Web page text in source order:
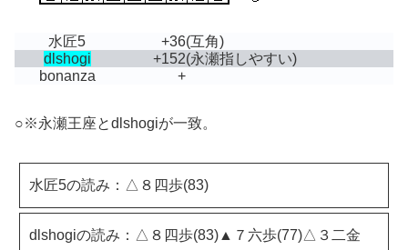
水匠5 +36(互角)
dlshogi
+152(永瀬指しやすい)
bonanza
+
○※永瀬王座とdlshogiが一致。
水匠5の読み：△８四歩(83)
dlshogiの読み：△８四歩(83)▲７六歩(77)△３二金